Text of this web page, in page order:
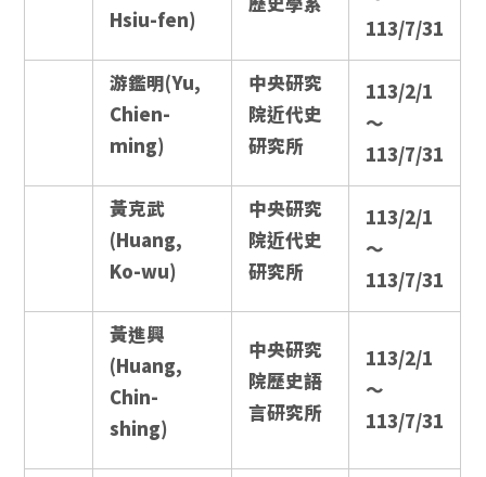
Hsiu-fen)
113/7/31
游鑑明(Yu,
Chien-
ming)
中央研究
院近代史
研究所
113/2/1
～
113/7/31
黃克武
(Huang,
Ko-wu)
中央研究
院近代史
研究所
113/2/1
～
113/7/31
黃進興
(Huang,
Chin-
shing)
中央研究
院歷史語
言研究所
113/2/1
～
113/7/31